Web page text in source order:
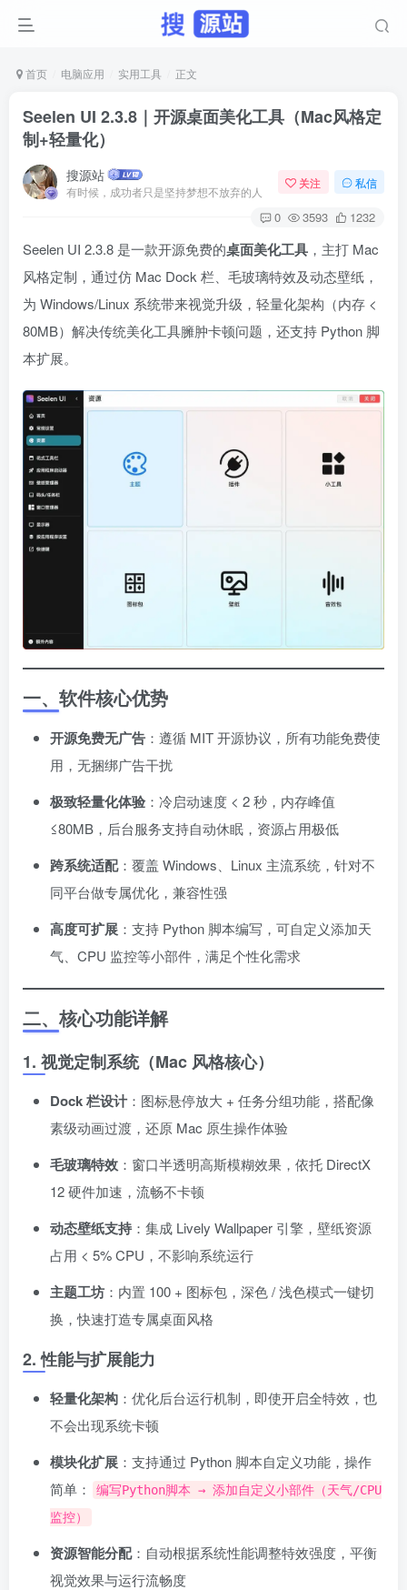
首页 电脑应用 实用工具 正文
Seelen UI 2.3.8｜开源桌面美化工具（Mac风格定
制+轻量化）​
搜源站
有时候，成功者只是坚持梦想不放弃的人
关注 私信
0 3593 1232
Seelen UI 2.3.8 是一款开源免费的桌面美化工具 ，主打 Mac
风格定制，通过仿 Mac Dock 栏、毛玻璃特效及动态壁纸，
为 Windows/Linux 系统带来视觉升级，轻量化架构（内存 <
80MB）解决传统美化工具臃肿卡顿问题，还支持 Python 脚
本扩展。
一、软件核心优势
开源免费无广告 ：遵循 MIT 开源协议，所有功能免费使
用，无捆绑广告干扰
极致轻量化体验：冷启动速度 < 2 秒，内存峰值
≤80MB，后台服务支持自动休眠，资源占用极低
跨系统适配：覆盖 Windows、Linux 主流系统，针对不
同平台做专属优化，兼容性强
高度可扩展 ：支持 Python 脚本编写，可自定义添加天
气、CPU 监控等小部件，满足个性化需求
二、核心功能详解
1. 视觉定制系统（Mac 风格核心）
Dock 栏设计：图标悬停放大 + 任务分组功能，搭配像
素级动画过渡，还原 Mac 原生操作体验
毛玻璃特效 ：窗口半透明高斯模糊效果，依托 DirectX
12 硬件加速，流畅不卡顿
动态壁纸支持：集成 Lively Wallpaper 引擎，壁纸资源
占用 < 5% CPU，不影响系统运行
主题工坊 ：内置 100 + 图标包，深色 / 浅色模式一键切
换，快速打造专属桌面风格
2. 性能与扩展能力
轻量化架构 ：优化后台运行机制，即使开启全特效，也
不会出现系统卡顿
模块化扩展 ：支持通过 Python 脚本自定义功能，操作
简单：
编写Python脚本 → 添加自定义小部件（天气/CPU
监控）
资源智能分配：自动根据系统性能调整特效强度，平衡
视觉效果与运行流畅度